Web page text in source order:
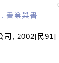
書業與書
司, 2002[民91]